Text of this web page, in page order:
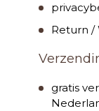
Return /
gratis